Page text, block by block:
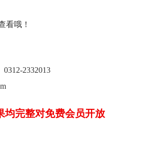
看哦！
2332013
均完整对免费会员开放